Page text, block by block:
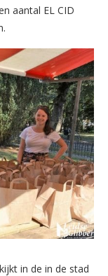
aantal EL CID
in de in de stad